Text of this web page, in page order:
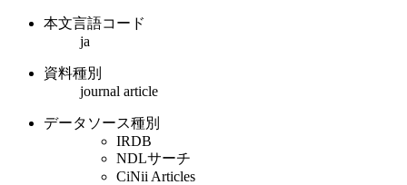
本文言語コード
ja
資料種別
journal article
データソース種別
IRDB
NDLサーチ
CiNii Articles